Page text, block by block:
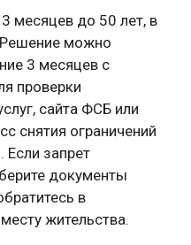
месяцев до 50 лет, в
Решение можно
3 месяцев с
проверки
сайта ФСБ или
снятия ограничений
Если запрет
документы
в
жительства.